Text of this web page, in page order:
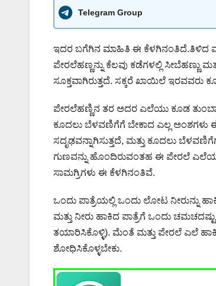
Telegram Group
ಇದರ ಬಗೆಗಿನ ಮಾಹಿತಿ ಈ ಕೆಳಗಿನಂತಿದೆ.ತಿಳಿದ
ಪೇರಲೆಹಣ್ಣನ್ನು ಕೆಲವು ಕಡೆಗಳಲ್ಲಿ ಸೀಬೆಹಣ್ಣು
ಸೂಕ್ತವಾಗಿರುತ್ತದೆ. ಸಕ್ಕರೆ ಖಾಯಿಲೆ ಇರವವರು
ಪೇರಲೆಹಣ್ಣಿನ ತರ ಅದರ ಎಲೆಯು ಕೂಡ
ಕೂದಲು ಬೆಳವಣಿಗೆಗೆ ಬೇಕಾದ ಎಲ್ಲ ಅಂಶಗಳು
ಸದೃಢವನ್ನಾಗಿಸುತ್ತದೆ, ಮತ್ತು ಕೂದಲು
ಗುಣವನ್ನು ಹೊಂದಿರುವಂತಹ ಈ ಪೇರಲೆ
ಸಾಮಗ್ರಿಗಳು ಈ ಕೆಳಗಿನಂತಿವೆ.
ಒಂದು ಪಾತ್ರೆಯಲ್ಲಿ ಒಂದು ಲೋಟ ನೀರುನ್ನು
ಮತ್ತು ನೀರು ಹಾಕಿದ ಪಾತ್ರೆಗೆ ಒಂದು
ತಯಾರಿಸಿಕೊಳ್ಳಿ). ಮೆಂತೆ ಮತ್ತು ಪೇರಲೆ ಎಲೆ
ಶೋಧಿಸಿಕೊಳ್ಳಬೇಕು.